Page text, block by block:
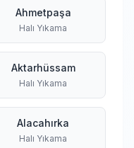
Ahmetpaşa
Halı Yıkama
Aktarhüssam
Halı Yıkama
Alacahırka
Halı Yıkama